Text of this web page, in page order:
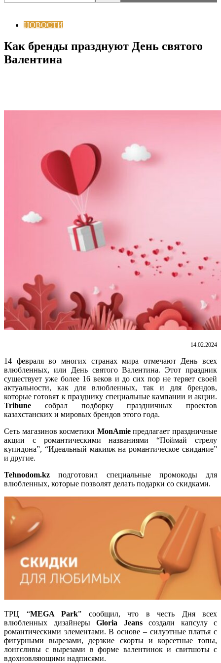
НОВОСТИ
Как бренды празднуют День святого
Валентина
14.02.2024
14 февраля во многих странах мира отмечают День всех
влюбленных, или День святого Валентина. Этот праздник
существует уже более 16 веков и до сих пор не теряет своей
актуальности, как для влюбленных, так и для брендов,
которые готовят к празднику специальные кампании и акции.
Tribune собрал подборку праздничных проектов
казахстанских и мировых брендов этого года.
Сеть магазинов косметики MonАmieпредлагает праздничные
акции с романтическими названиями “Поймай стрелу
купидона”, “Идеальный макияж на романтическое свидание”
и другие.
Tehnodom.kz подготовил специальные промокоды для
влюбленных, которые позволят делать подарки со скидками.
ТРЦ “MEGA Park” сообщил, что в честь Дня всех
влюбленных дизайнеры Gloria Jeansсоздали капсулу с
романтическими элементами. В основе – силуэтные платья с
фигурными вырезами, дерзкие скорты и корсетные топы,
лонгсливы с вырезами в форме валентинок и свитшоты с
вдохновляющими надписями.